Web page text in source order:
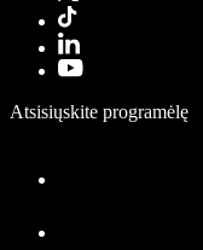
Atsisiųskite programėlę